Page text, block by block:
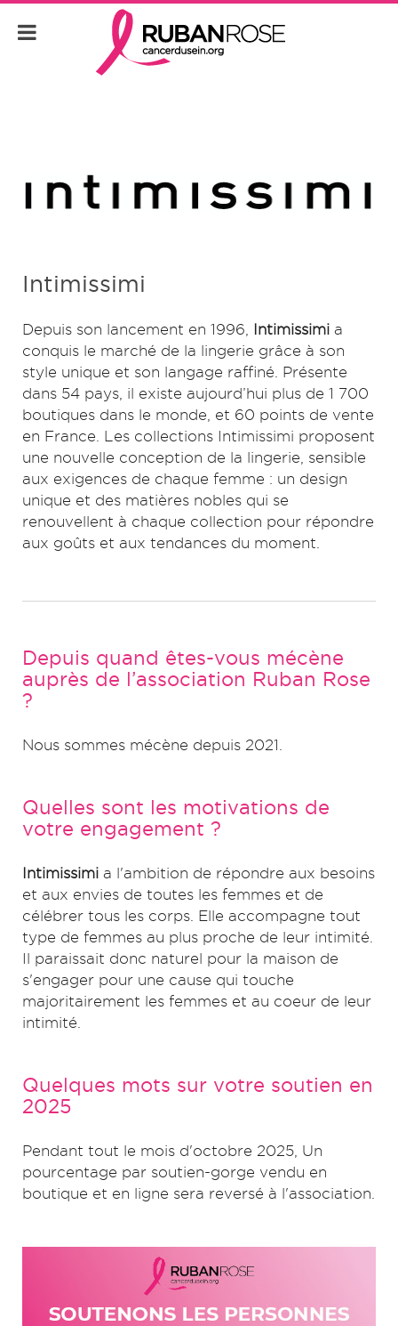
Intimissimi
Depuis son lancement en 1996, Intimissimi a
conquis le marché de la lingerie grâce à son
style unique et son langage raffiné. Présente
dans 54 pays, il existe aujourd’hui plus de 1 700
boutiques dans le monde, et 60 points de vente
en France. Les collections Intimissimi proposent
une nouvelle conception de la lingerie, sensible
aux exigences de chaque femme : un design
unique et des matières nobles qui se
renouvellent à chaque collection pour répondre
aux goûts et aux tendances du moment.
Depuis quand êtes-vous mécène
auprès de l’association Ruban Rose
?
Nous sommes mécène depuis 2021.
Quelles sont les motivations de
votre engagement ?
Intimissimi a l'ambition de répondre aux besoins
et aux envies de toutes les femmes et de
célébrer tous les corps. Elle accompagne tout
type de femmes au plus proche de leur intimité.
Il paraissait donc naturel pour la maison de
s'engager pour une cause qui touche
majoritairement les femmes et au coeur de leur
intimité.
Quelques mots sur votre soutien en
2025
Pendant tout le mois d'octobre 2025, Un
pourcentage par soutien-gorge vendu en
boutique et en ligne sera reversé à l'association.